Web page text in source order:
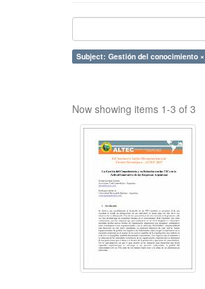
Subject: Gestión del conocimiento ×
Now showing items 1-3 of 3